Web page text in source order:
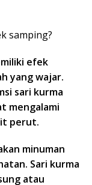
samping?
efek
yang wajar.
sari kurma
mengalami
perut.
minuman
Sari kurma
atau